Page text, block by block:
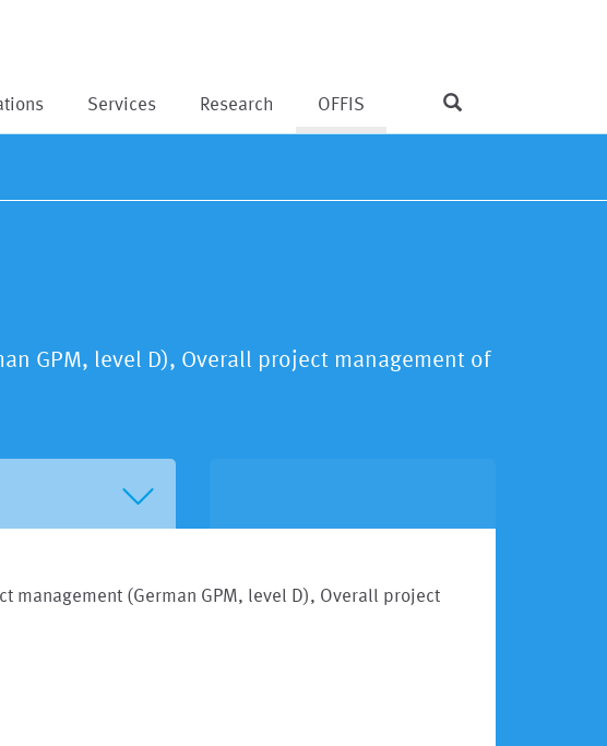
Services Research OFFIS
GPM, level D), Overall project management of
management (German GPM, level D), Overall project